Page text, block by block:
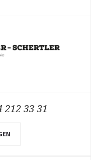
212 33 31